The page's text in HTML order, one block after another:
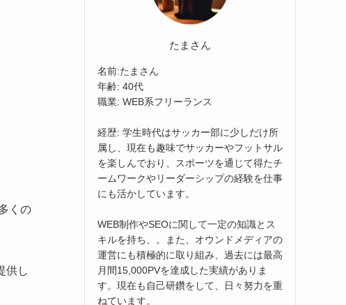
くの
供し
たまさん
名前:たまさん
年齢: 40代
職業: WEB系フリーランス
経歴: 学生時代はサッカー部に少しだけ所
属し、現在も趣味でサッカーやフットサル
を楽しんでおり、スポーツを通じて得たチ
ームワークやリーダーシップの経験を仕事
にも活かしています。
WEB制作やSEOに関して一定の知識とス
キルを持ち、。また、オウンドメディアの
運営にも積極的に取り組み、過去には最高
月間15,000PVを達成した実績がありま
す。現在も自己研鑽をして、日々努力を重
ねています。